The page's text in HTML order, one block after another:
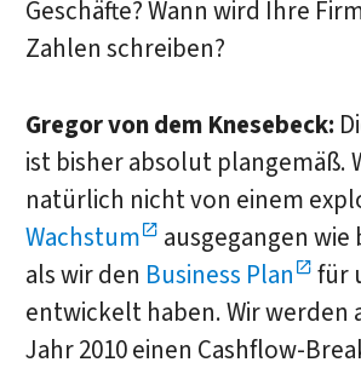
Geschäfte? Wann wird Ihre
Zahlen schreiben?
Gregor von dem Knesebeck:
ist bisher absolut plangemäß.
natürlich nicht von einem
Wachstum
ausgegangen wie
als wir den Business Plan
für
entwickelt haben. Wir werden
Jahr 2010 einen Cashflow-